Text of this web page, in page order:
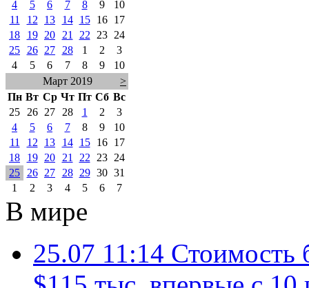
4 5 6 7 8 9
10
11
12 13 14 15 16
17
18
19 20 21 22 23
24
25
26 27 28 1 2
3
4
5 6 7 8 9
10
Март 2019
>
Пн Вт Ср Чт Пт Сб Вс
25
26 27 28 1 2
3
4
5 6 7 8 9
10
11
12 13 14 15 16
17
18
19 20 21 22 23
24
25
26 27 28 29 30 31
1
2 3 4 5 6 7
В мире
25.07 11:14 Стоимость